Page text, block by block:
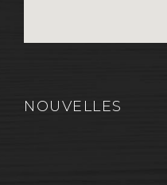
NOUVELLES